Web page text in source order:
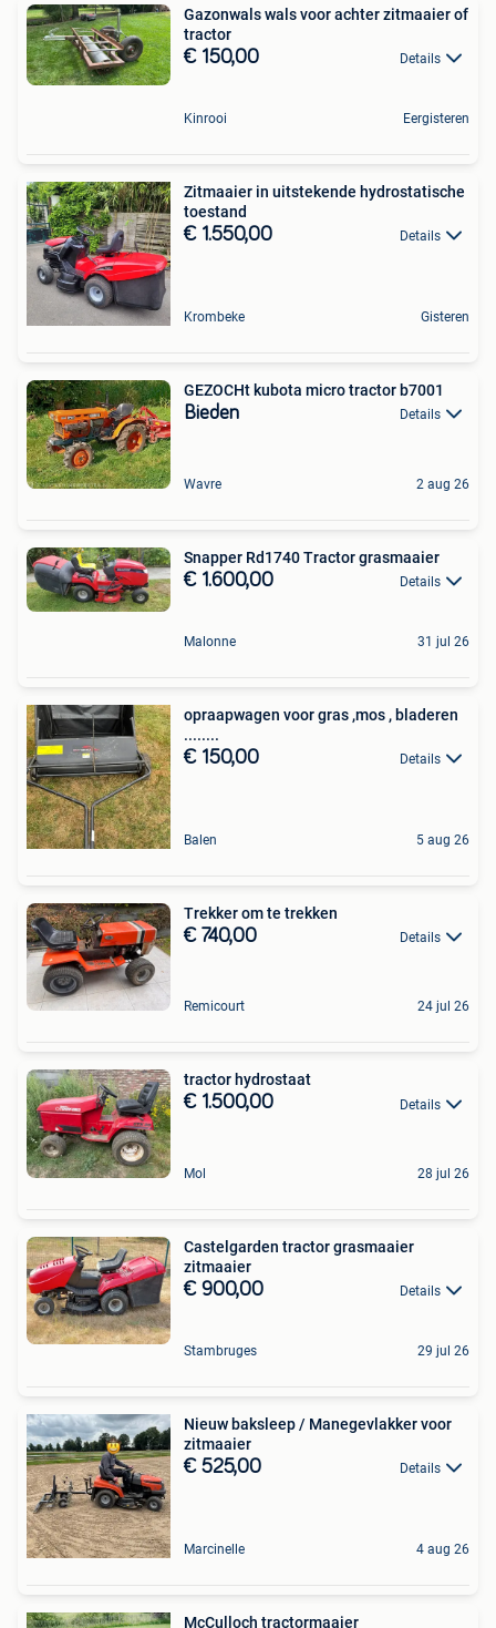
Gazonwals wals voor achter zitmaaier of
tractor
€ 150,00 Details
Kinrooi Eergisteren
Zitmaaier in uitstekende hydrostatische
toestand
€ 1.550,00 Details
Krombeke Gisteren
GEZOCHt kubota micro tractor b7001
Bieden Details
Wavre 2 aug 26
Snapper Rd1740 Tractor grasmaaier
€ 1.600,00 Details
Malonne 31 jul 26
opraapwagen voor gras ,mos , bladeren
........
€ 150,00 Details
Balen 5 aug 26
Trekker om te trekken
€ 740,00 Details
Remicourt 24 jul 26
tractor hydrostaat
€ 1.500,00 Details
Mol 28 jul 26
Castelgarden tractor grasmaaier
zitmaaier
€ 900,00 Details
Stambruges 29 jul 26
Nieuw baksleep / Manegevlakker voor
zitmaaier
€ 525,00 Details
Marcinelle 4 aug 26
McCulloch tractormaaier